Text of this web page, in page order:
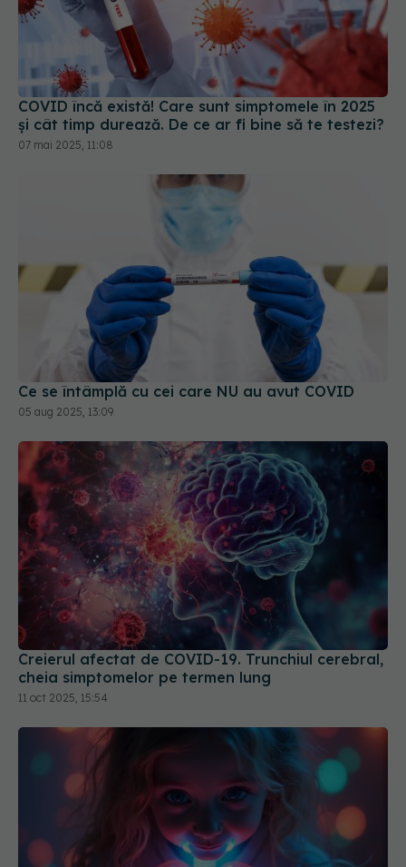
COVID încă există! Care sunt simptomele în 2025
și cât timp durează. De ce ar fi bine să te testezi?
07 mai 2025, 11:08
Ce se întâmplă cu cei care NU au avut COVID
05 aug 2025, 13:09
Creierul afectat de COVID-19. Trunchiul cerebral,
cheia simptomelor pe termen lung
11 oct 2025, 15:54